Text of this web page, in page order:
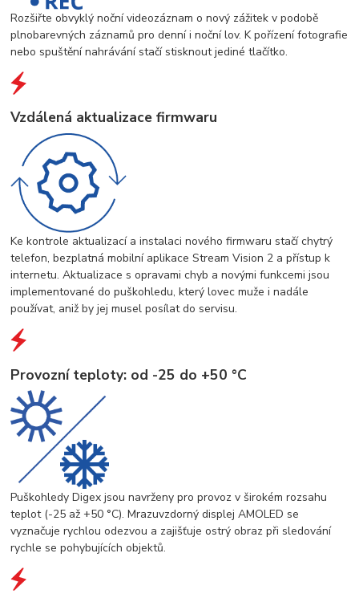
Rozšiřte obvyklý noční videozáznam o nový zážitek v podobě
plnobarevných záznamů pro denní i noční lov. K pořízení fotografie
nebo spuštění nahrávání stačí stisknout jediné tlačítko.
Vzdálená aktualizace firmwaru
Ke kontrole aktualizací a instalaci nového firmwaru stačí chytrý
telefon, bezplatná mobilní aplikace Stream Vision 2 a přístup k
internetu. Aktualizace s opravami chyb a novými funkcemi jsou
implementované do puškohledu, který lovec muže i nadále
používat, aniž by jej musel posílat do servisu.
Provozní teploty: od -25 do +50 °C
Puškohledy Digex jsou navrženy pro provoz v širokém rozsahu
teplot (-25 až +50 °C). Mrazuvzdorný displej AMOLED se
vyznačuje rychlou odezvou a zajišťuje ostrý obraz při sledování
rychle se pohybujících objektů.